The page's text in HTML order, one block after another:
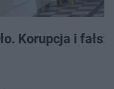
Korupcja i